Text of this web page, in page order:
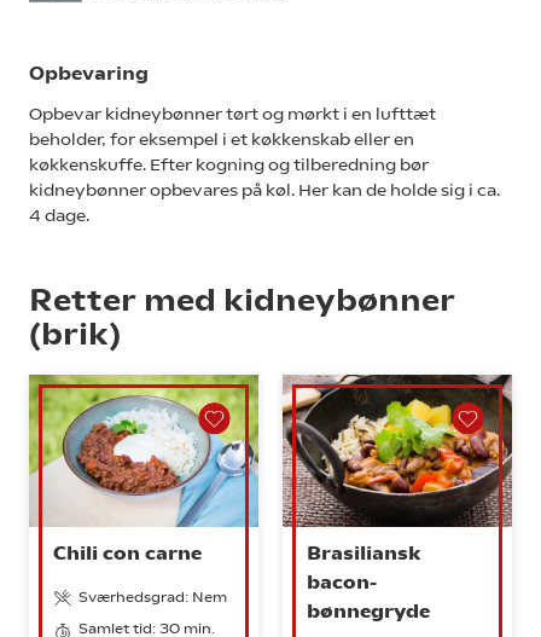
Opbevaring
Opbevar kidneybønner tørt og mørkt i en lufttæt
beholder, for eksempel i et køkkenskab eller en
køkkenskuffe. Efter kogning og tilberedning bør
kidneybønner opbevares på køl. Her kan de holde sig i ca.
4 dage.
Retter med kidneybønner
(brik)
Chili con carne
Sværhedsgrad: Nem
Samlet tid: 30 min.
Brasiliansk
bacon-
bønnegryde